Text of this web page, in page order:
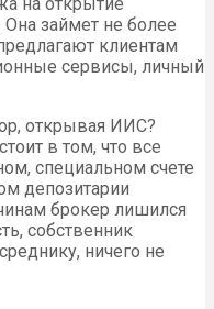
Она займет не более
клиентам
сервисы, личный
открывая ИИС?
в том, что все
специальном счете
депозитарии
брокер лишился
собственник
ничего не